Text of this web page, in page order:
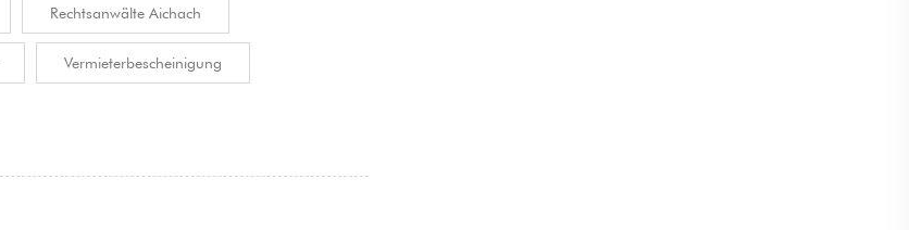
Rechtsanwälte Aichach
Vermieterbescheinigung